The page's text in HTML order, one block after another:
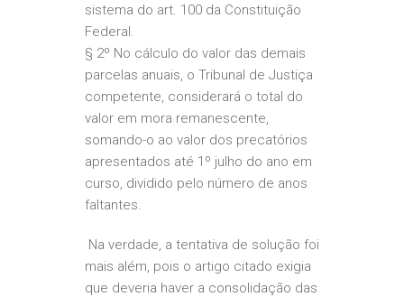
sistema do art. 100 da Constituição
Federal.
§ 2º No cálculo do valor das demais
parcelas anuais, o Tribunal de Justiça
competente, considerará o total do
valor em mora remanescente,
somando-o ao valor dos precatórios
apresentados até 1º julho do ano em
curso, dividido pelo número de anos
faltantes.
Na verdade, a tentativa de solução foi
mais além, pois o artigo citado exigia
que deveria haver a consolidação das